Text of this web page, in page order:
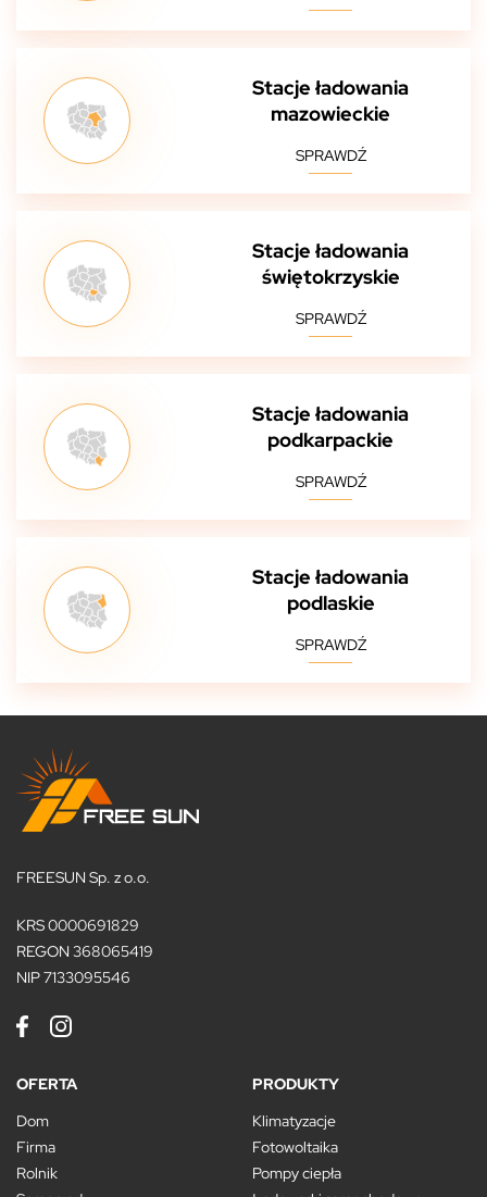
Stacje ładowania
mazowieckie
SPRAWDŹ
Stacje ładowania
świętokrzyskie
SPRAWDŹ
Stacje ładowania
podkarpackie
SPRAWDŹ
Stacje ładowania
podlaskie
SPRAWDŹ
FREESUN Sp. z o.o.
KRS 0000691829
REGON 368065419
NIP 7133095546
OFERTA
Dom
Firma
Rolnik
PRODUKTY
Klimatyzacje
Fotowoltaika
Pompy ciepła